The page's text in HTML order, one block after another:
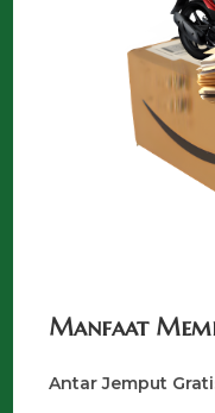
Manfaat
Antar Jemput